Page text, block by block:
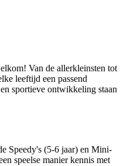
Van de allerkleinsten tot
leeftijd een passend
sportieve ontwikkeling staan
Speedy's (5-6 jaar) en Mini-
speelse manier kennis met